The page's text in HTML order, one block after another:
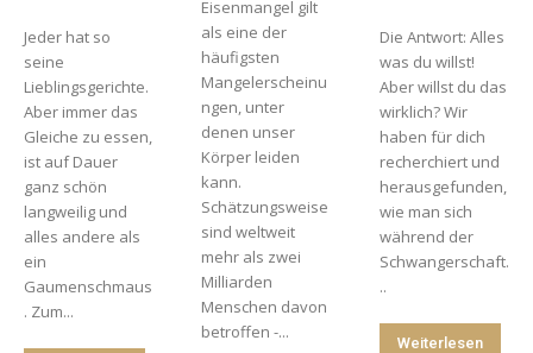
Jeder hat so
seine
Lieblingsgerichte.
Aber immer das
Gleiche zu essen,
ist auf Dauer
ganz schön
langweilig und
alles andere als
ein
Gaumenschmaus
. Zum...
Eisenmangel gilt
als eine der
häufigsten
Mangelerscheinu
ngen, unter
denen unser
Körper leiden
kann.
Schätzungsweise
sind weltweit
mehr als zwei
Milliarden
Menschen davon
betroffen -...
Die Antwort: Alles
was du willst!
Aber willst du das
wirklich? Wir
haben für dich
recherchiert und
herausgefunden,
wie man sich
während der
Schwangerschaft.
..
Weiterlesen